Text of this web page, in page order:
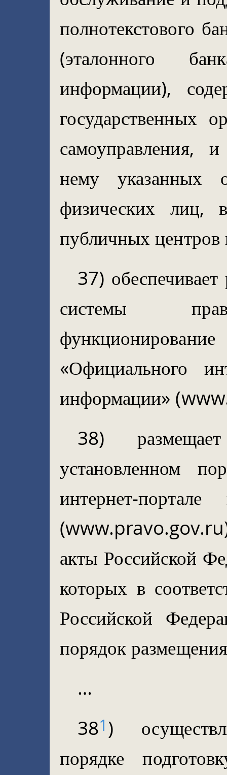
полнотекстового
(эталонного
информации),
государственных
самоуправления,
нему указанных
физических лиц,
публичных
37) обеспечивает
системы
«Официального
информации»
38)
установленном
интернет-
акты Российской
которых в
Российской
порядок
…
381)
порядке